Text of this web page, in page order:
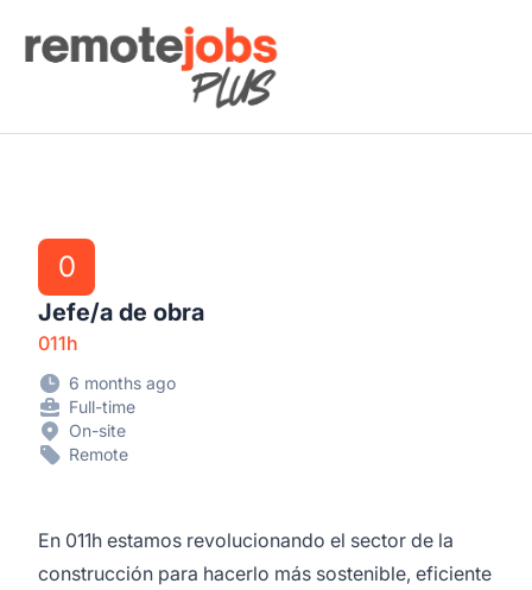
Remote Jobs Plus
0
Jefe/a de obra
011h
6 months ago
Full-time
On-site
Remote
En 011h estamos revolucionando el sector de la
construcción para hacerlo más sostenible, eficiente